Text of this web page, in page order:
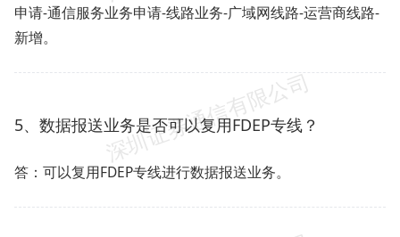
申请-通信服务业务申请-线路业务-广域网线路-运营商线路-
新增。
5、数据报送业务是否可以复用FDEP专线？
答：可以复用FDEP专线进行数据报送业务。